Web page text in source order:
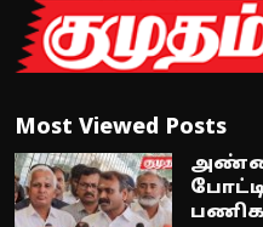
Most Viewed Posts